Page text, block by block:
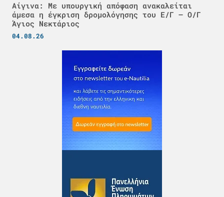
Αίγινα: Με υπουργική απόφαση ανακαλείται
άμεσα η έγκριση δρομολόγησης του Ε/Γ – Ο/Γ
Άγιος Νεκτάριος
04.08.26